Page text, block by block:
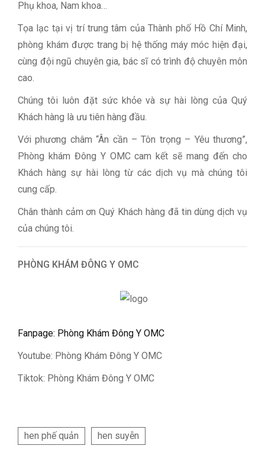
Phụ khoa, Nam khoa…
Tọa lạc tại vị trí trung tâm của Thành phố Hồ Chí Minh,
phòng khám được trang bị hệ thống máy móc hiện đại,
cùng đội ngũ chuyên gia, bác sĩ có trình độ chuyên môn
cao.
Chúng tôi luôn đặt sức khỏe và sự hài lòng của Quý
Khách hàng là ưu tiên hàng đầu.
Với phương châm “Ân cần – Tôn trọng – Yêu thương”,
Phòng khám Đông Y OMC cam kết sẽ mang đến cho
Khách hàng sự hài lòng từ các dịch vụ mà chúng tôi
cung cấp.
Chân thành cảm ơn Quý Khách hàng đã tin dùng dịch vụ
của chúng tôi.
PHÒNG KHÁM ĐÔNG Y OMC
Fanpage: Phòng Khám Đông Y OMC
Youtube: Phòng Khám Đông Y OMC
Tiktok: Phòng Khám Đông Y OMC
hen phế quản hen suyễn